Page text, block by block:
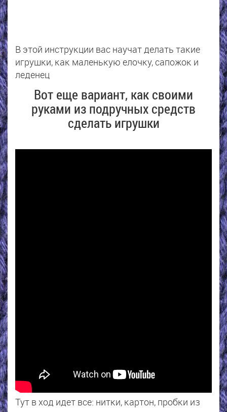
В этой инструкции вас научат делать такие
игрушки, как маленькую елочку, сапожок и
леденец
Вот еще вариант, как своими
руками из подручных средств
сделать игрушки
Тут в ход идет все: нитки, картон, пробки из